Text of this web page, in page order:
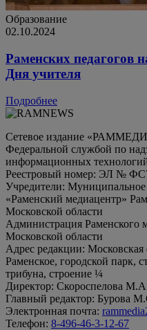
Образование
02.10.2024
Раменских педагогов
Дня учителя
Подробнее
Сетевое издание
Федеральной службой по
информационных
Реестровый номер: ЭЛ №
Учредители:
«Раменский медиацентр»
Московской области
Администрация Раменского
Московской области
Адрес редакции: Московская
Раменское, городской парк,
трибуна, строение ¼
Директор: Скороспелова
Главный редактор: Бурова
Электронная почта:
Телефон: 8-496-46-3-12-67